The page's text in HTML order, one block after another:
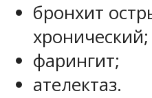
бронхит
хронический;
фарингит;
ателектаз.